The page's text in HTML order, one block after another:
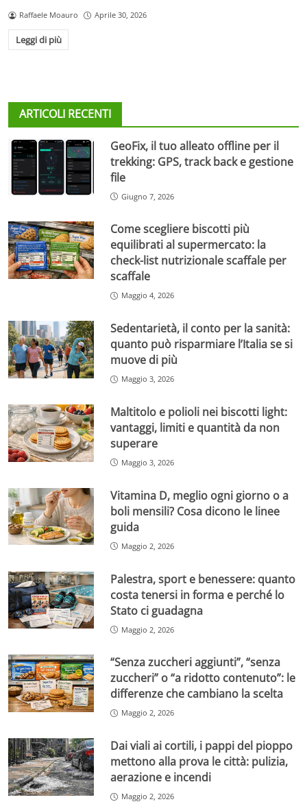
Raffaele Moauro Aprile 30, 2026
Leggi di più
ARTICOLI RECENTI
GeoFix, il tuo alleato offline per il
trekking: GPS, track back e gestione
file
Giugno 7, 2026
Come scegliere biscotti più
equilibrati al supermercato: la
check-list nutrizionale scaffale per
scaffale
Maggio 4, 2026
Sedentarietà, il conto per la sanità:
quanto può risparmiare l’Italia se si
muove di più
Maggio 3, 2026
Maltitolo e polioli nei biscotti light:
vantaggi, limiti e quantità da non
superare
Maggio 3, 2026
Vitamina D, meglio ogni giorno o a
boli mensili? Cosa dicono le linee
guida
Maggio 2, 2026
Palestra, sport e benessere: quanto
costa tenersi in forma e perché lo
Stato ci guadagna
Maggio 2, 2026
“Senza zuccheri aggiunti”, “senza
zuccheri” o “a ridotto contenuto”: le
differenze che cambiano la scelta
Maggio 2, 2026
Dai viali ai cortili, i pappi del pioppo
mettono alla prova le città: pulizia,
aerazione e incendi
Maggio 2, 2026